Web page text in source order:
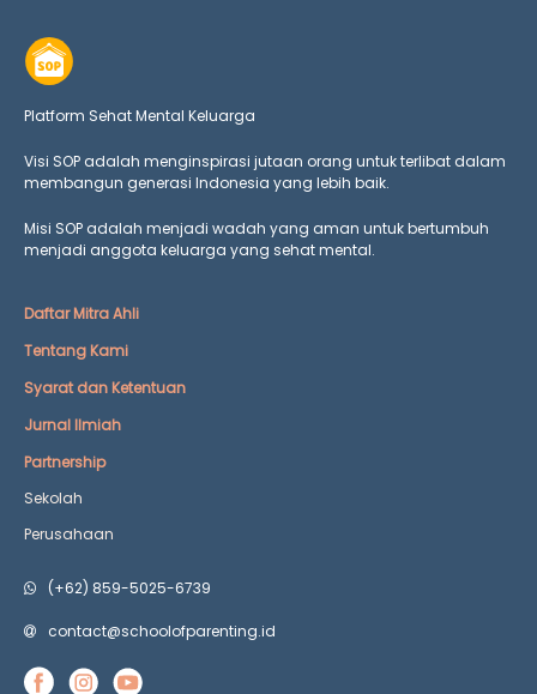
Platform Sehat Mental Keluarga
Visi SOP adalah menginspirasi jutaan orang untuk terlibat dalam
membangun generasi Indonesia yang lebih baik.
Misi SOP adalah menjadi wadah yang aman untuk bertumbuh
menjadi anggota keluarga yang sehat mental.
Daftar Mitra Ahli
Tentang Kami
Syarat dan Ketentuan
Jurnal Ilmiah
Partnership
Sekolah
Perusahaan
(+62) 859-5025-6739
contact@schoolofparenting.id